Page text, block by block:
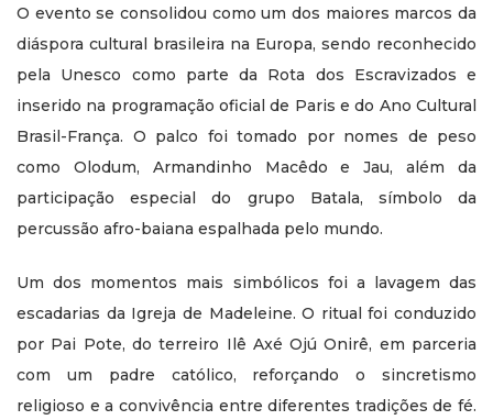
O evento se consolidou como um dos maiores marcos da
diáspora cultural brasileira na Europa, sendo reconhecido
pela Unesco como parte da Rota dos Escravizados e
inserido na programação oficial de Paris e do Ano Cultural
Brasil-França. O palco foi tomado por nomes de peso
como Olodum, Armandinho Macêdo e Jau, além da
participação especial do grupo Batala, símbolo da
percussão afro-baiana espalhada pelo mundo.
Um dos momentos mais simbólicos foi a lavagem das
escadarias da Igreja de Madeleine. O ritual foi conduzido
por Pai Pote, do terreiro Ilê Axé Ojú Onirê, em parceria
com um padre católico, reforçando o sincretismo
religioso e a convivência entre diferentes tradições de fé.